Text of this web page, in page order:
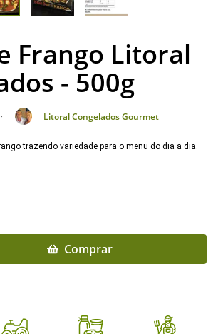
Frango Litoral
- 500g
Litoral Congelados Gourmet
trazendo variedade para o menu do dia a dia.
Comprar